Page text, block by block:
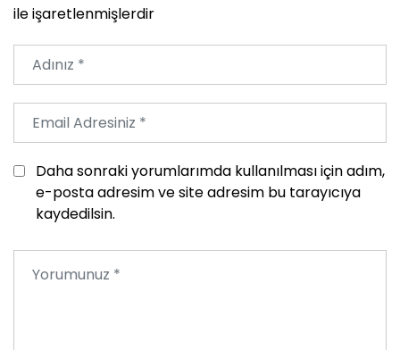
ile işaretlenmişlerdir
Daha sonraki yorumlarımda kullanılması için adım,
e-posta adresim ve site adresim bu tarayıcıya
kaydedilsin.